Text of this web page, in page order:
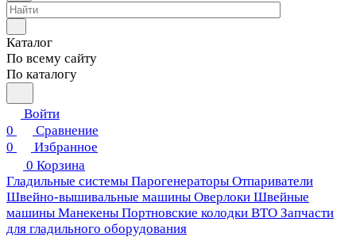
Каталог
По всему сайту
По каталогу
Войти
0
Сравнение
0
Избранное
0 Корзина
Гладильные системы Парогенераторы Отпариватели
Швейно-вышивальные машины Оверлоки Швейные
машины Манекены Портновские колодки ВТО Запчасти
для гладильного оборудования